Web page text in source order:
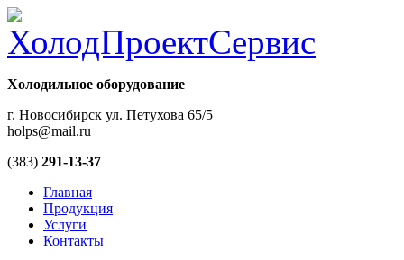
Холодильное оборудование
г. Новосибирск ул. Петухова 65/5
holps@mail.ru
(383) 291-13-37
Главная
Продукция
Услуги
Контакты